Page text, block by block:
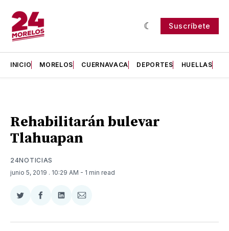
Suscríbete
INICIO MORELOS CUERNAVACA DEPORTES HUELLAS
Rehabilitarán bulevar
Tlahuapan
24NOTICIAS
junio 5, 2019 . 10:29 AM - 1 min read
Compartir
Twitter
Compartir
Facebook
Compartir
LinkedIn
Compartir
Email